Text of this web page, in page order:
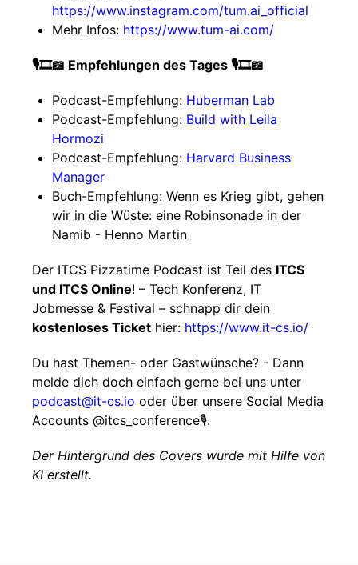
https://www.instagram.com/tum.ai_official
Mehr Infos: https://www.tum-ai.com/
🎙️🎞️📖 Empfehlungen des Tages 🎙️🎞️📖
Podcast-Empfehlung: Huberman Lab
Podcast-Empfehlung: Build with Leila
Hormozi
Podcast-Empfehlung: Harvard Business
Manager
Buch-Empfehlung: Wenn es Krieg gibt, gehen
wir in die Wüste: eine Robinsonade in der
Namib - Henno Martin
Der ITCS Pizzatime Podcast ist Teil des ITCS
und ITCS Online! – Tech Konferenz, IT
Jobmesse & Festival – schnapp dir dein
kostenloses Ticket hier: https://www.it-cs.io/
Du hast Themen- oder Gastwünsche? - Dann
melde dich doch einfach gerne bei uns unter
podcast@it-cs.io oder über unsere Social Media
Accounts @itcs_conference🎙️.
Der Hintergrund des Covers wurde mit Hilfe von
KI erstellt.